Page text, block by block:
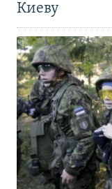
Киеву